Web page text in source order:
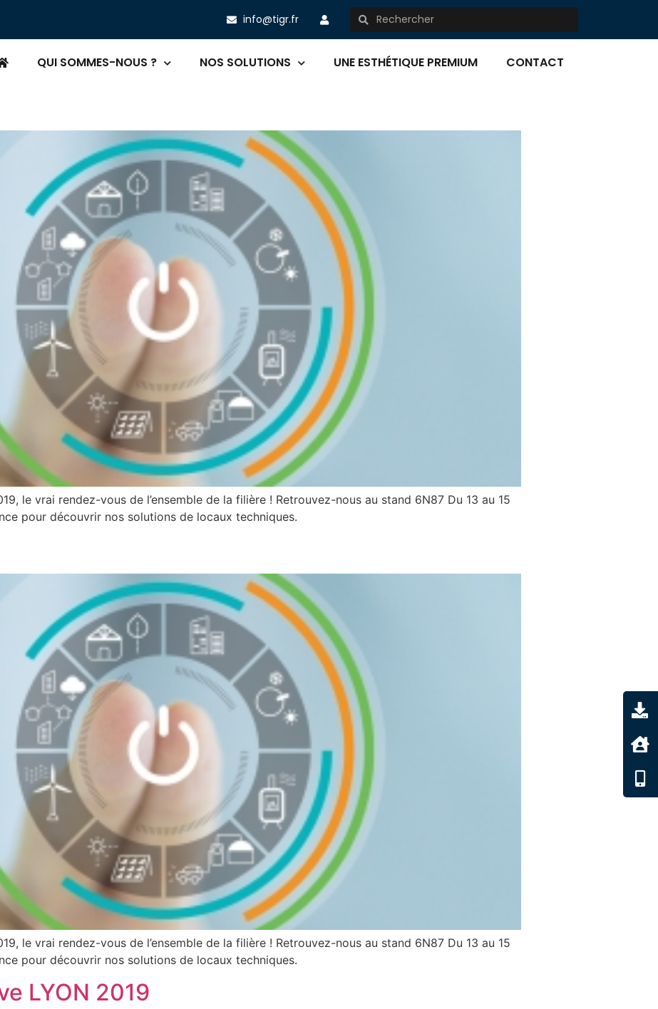
info@tigr.fr
QUI SOMMES-NOUS ? NOS SOLUTIONS UNE ESTHÉTIQUE PREMIUM CONTACT
le vrai rendez-vous de l’ensemble de la filière ! Retrouvez-nous au stand 6N87 Du 13 au 15
pour découvrir nos solutions de locaux techniques.
le vrai rendez-vous de l’ensemble de la filière ! Retrouvez-nous au stand 6N87 Du 13 au 15
pour découvrir nos solutions de locaux techniques.
LYON 2019